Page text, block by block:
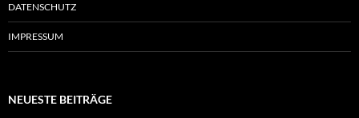
DATENSCHUTZ
IMPRESSUM
NEUESTE BEITRÄGE